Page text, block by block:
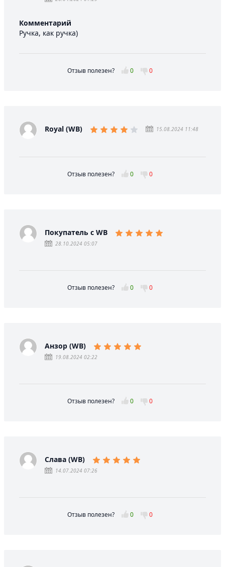
Комментарий
Ручка, как ручка)
Отзыв полезен? 0 0
Royal (WB) 15.08.2024 11:48
Отзыв полезен? 0 0
Покупатель с WB
28.10.2024 05:07
Отзыв полезен? 0 0
Анзор (WB)
19.08.2024 02:22
Отзыв полезен? 0 0
Слава (WB)
14.07.2024 07:26
Отзыв полезен? 0 0